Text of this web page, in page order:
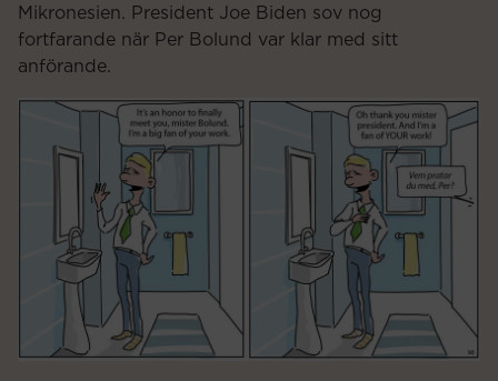
Mikronesien. President Joe Biden sov nog
fortfarande när Per Bolund var klar med sitt
anförande.